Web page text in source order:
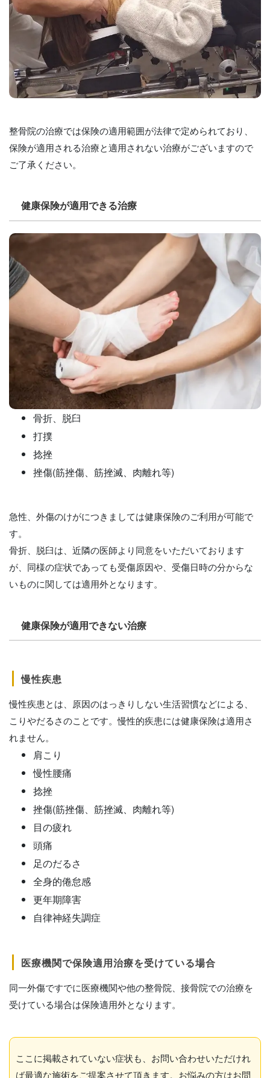
整骨院の治療では保険の適用範囲が法律で定められており、
保険が適用される治療と適用されない治療がございますので
ご了承ください。
健康保険が適用できる治療
骨折、脱臼
打撲
捻挫
挫傷(筋挫傷、筋挫滅、肉離れ等)
急性、外傷のけがにつきましては健康保険のご利用が可能で
す。
骨折、脱臼は、近隣の医師より同意をいただいております
が、同様の症状であっても受傷原因や、受傷日時の分からな
いものに関しては適用外となります。
健康保険が適用できない治療
慢性疾患
慢性疾患とは、原因のはっきりしない生活習慣などによる、
こりやだるさのことです。慢性的疾患には健康保険は適用さ
れません。
肩こり
慢性腰痛
捻挫
挫傷(筋挫傷、筋挫滅、肉離れ等)
目の疲れ
頭痛
足のだるさ
全身的倦怠感
更年期障害
自律神経失調症
医療機関で保険適用治療を受けている場合
同一外傷ですでに医療機関や他の整骨院、接骨院での治療を
受けている場合は保険適用外となります。
ここに掲載されていない症状も、お問い合わせいただけれ
ば最適な施術をご提案させて頂きます。お悩みの方はお問